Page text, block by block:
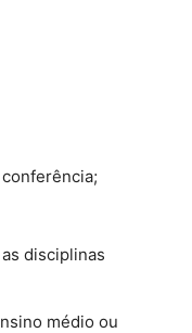
disciplinas
médio ou